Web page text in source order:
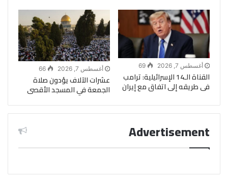
أغسطس 7, 2026 69
القناة الـ14 الإسرائيلية: ترامب
فى طريقه إلى اتفاق مع إيران
أغسطس 7, 2026 66
عشرات الآلاف يؤدون صلاة
الجمعة في المسجد الأقصى
Advertisement